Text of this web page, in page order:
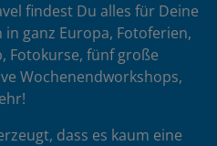
findest Du alles für Deine
ganz Europa, Fotoferien,
Fotokurse, fünf große
Wochenendworkshops,
dass es kaum eine